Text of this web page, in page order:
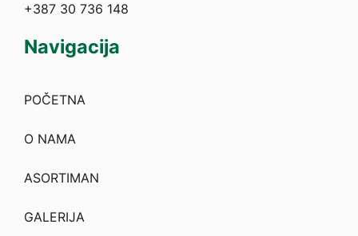
+387 30 736 148
Navigacija
POČETNA
O NAMA
ASORTIMAN
GALERIJA